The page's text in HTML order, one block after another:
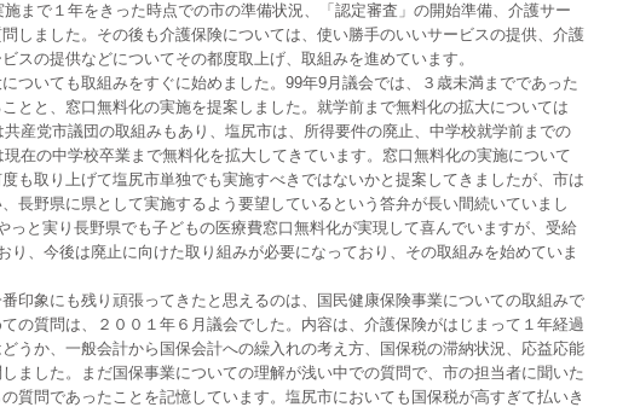
まで１年をきった時点での市の準備状況、「認定審査」の開始準備、介護サー
しました。その後も介護保険については、使い勝手のいいサービスの提供、介護
スの提供などについてその都度取上げ、取組みを進めています。
ついても取組みをすぐに始めました。99年9月議会では、３歳未満までであった
とと、窓口無料化の実施を提案しました。就学前まで無料化の拡大については
産党市議団の取組みもあり、塩尻市は、所得要件の廃止、中学校就学前までの
在の中学校卒業まで無料化を拡大してきています。窓口無料化の実施について
も取り上げて塩尻市単独でも実施すべきではないかと提案してきましたが、市は
長野県に県として実施するよう要望しているという答弁が長い間続いていまし
っと実り長野県でも子どもの医療費窓口無料化が実現して喜んでいますが、受給
り、今後は廃止に向けた取り組みが必要になっており、その取組みを始めていま
印象にも残り頑張ってきたと思えるのは、国民健康保険事業についての取組みで
の質問は、２００１年６月議会でした。内容は、介護保険がはじまって１年経過
うか、一般会計から国保会計への繰入れの考え方、国保税の滞納状況、応益応能
ました。まだ国保事業についての理解が浅い中での質問で、市の担当者に聞いた
質問であったことを記憶しています。塩尻市においても国保税が高すぎて払いき